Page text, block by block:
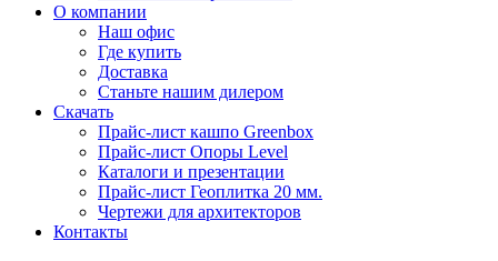
О компании
Наш офис
Где купить
Доставка
Станьте нашим дилером
Скачать
Прайс-лист кашпо Greenbox
Прайс-лист Опоры Level
Каталоги и презентации
Прайс-лист Геоплитка 20 мм.
Чертежи для архитекторов
Контакты